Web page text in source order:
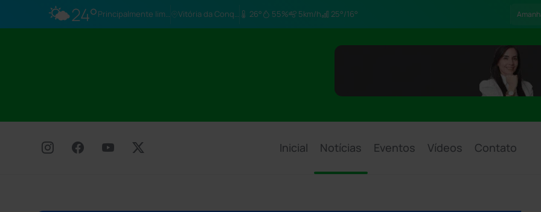
🌤️24° Principalmente limpo Vitória da Conq… 26° 55% 5km/h 25°/16°
Inicial Notícias Eventos Vídeos Contato